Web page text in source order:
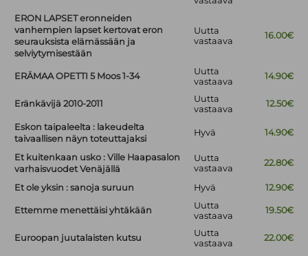
ERON LAPSET eronneiden
vanhempien lapset kertovat eron
seurauksista elämässään ja
selviytymisestään
Uutta
vastaava
16.00€
ERÄMAA OPETTI 5 Moos 1-34
Uutta
vastaava
14.90€
Eränkävijä 2010-2011
Uutta
vastaava
12.50€
Eskon taipaleelta : lakeudelta
taivaallisen näyn toteuttajaksi
Hyvä 14.90€
Et kuitenkaan usko : Ville Haapasalon
varhaisvuodet Venäjällä
Uutta
vastaava
22.80€
Et ole yksin : sanoja suruun Hyvä 12.90€
Ettemme menettäisi yhtäkään
Uutta
vastaava
19.50€
Euroopan juutalaisten kutsu
Uutta
vastaava
22.00€